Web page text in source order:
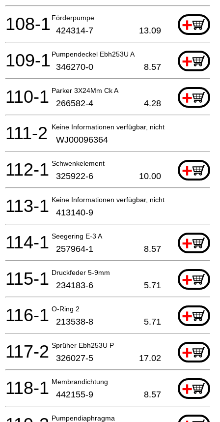
Förderpumpe +
108-1 424314-7 13.09
Pumpendeckel Ebh253U A +
109-1 346270-0 8.57
Parker 3X24Mm Ck A +
110-1 266582-4 4.28
Keine Informationen verfügbar, nicht bestellbar
111-2 WJ00096364
Schwenkelement +
112-1 325922-6 10.00
Keine Informationen verfügbar, nicht bestellbar
113-1 413140-9
Seegering E-3 A +
114-1 257964-1 8.57
Druckfeder 5-9mm +
115-1 234183-6 5.71
O-Ring 2 +
116-1 213538-8 5.71
Sprüher Ebh253U P +
117-2 326027-5 17.02
Membrandichtung +
118-1 442155-9 8.57
Pumpendiaphragma